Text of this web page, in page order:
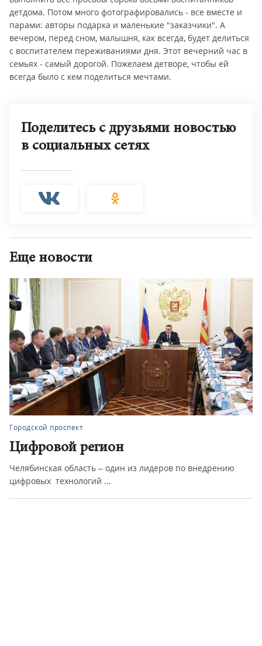
детдома. Потом много фотографировались - все вместе и
парами: авторы подарка и маленькие "заказчики". А
вечером, перед сном, малышня, как всегда, будет делиться
с воспитателем переживаниями дня. Этот вечерний час в
семьях - самый дорогой. Пожелаем детворе, чтобы ей
всегда было с кем поделиться мечтами.
Поделитесь с друзьями новостью
в социальных сетях
Еще новости
Городской проспект
Цифровой регион
Челябинская область – один из лидеров по внедрению
цифровых технологий ...